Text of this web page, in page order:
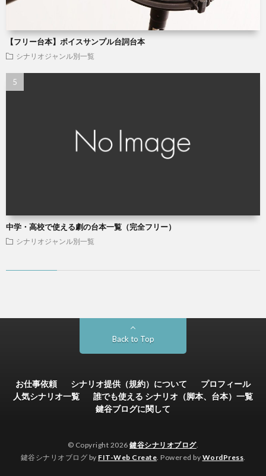
【フリー台本】ボイスサンプル台詞台本
シナリオジャンル別一覧
中学・高校で使える劇の台本一覧（完全フリー）
シナリオジャンル別一覧
Back to Top
お仕事依頼 シナリオ提供（規約）について
プロフィール
人気シナリオ一覧
誰でも使える シナリオ（脚本、台本）一覧
鍵谷ブログに関して
© Copyright 2026鍵谷シナリオブログ.
鍵谷シナリオブログ by FIT-Web Create . Powered by WordPress